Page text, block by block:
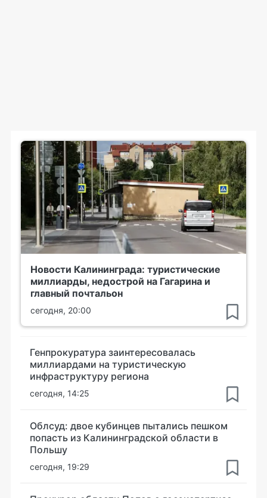
Новости Калининграда: туристические
миллиарды, недострой на Гагарина и
главный почтальон
сегодня, 20:00
Генпрокуратура заинтересовалась
миллиардами на туристическую
инфраструктуру региона
сегодня, 14:25
Облсуд: двое кубинцев пытались пешком
попасть из Калининградской области в
Польшу
сегодня, 19:29